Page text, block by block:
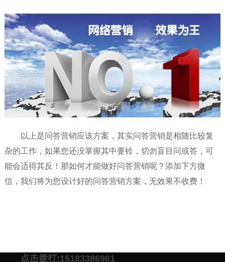
以上是问答营销应该方案，其实问答营销是相随比较复
杂的工作，如果您还没掌握其中要铃，切勿盲目问或答，可
能会适得其反！那如何才能做好问答营销呢？添加下方微
信，我们将为您设计好的问答营销方案，无效果不收费！
点击拨打:15183386961